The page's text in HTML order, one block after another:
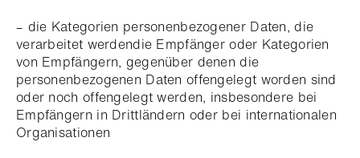
– die Kategorien personenbezogener Daten, die
verarbeitet werdendie Empfänger oder Kategorien
von Empfängern, gegenüber denen die
personenbezogenen Daten offengelegt worden sind
oder noch offengelegt werden, insbesondere bei
Empfängern in Drittländern oder bei internationalen
Organisationen